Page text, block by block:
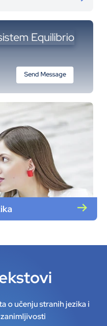
Equilibrio
Send Message
o učenju stranih jezika i